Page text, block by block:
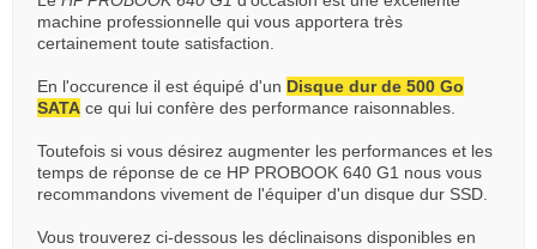
machine professionnelle qui vous apportera très
certainement toute satisfaction.
En l'occurence il est équipé d'un Disque dur de 500 Go
SATA ce qui lui confère des performance raisonnables.
Toutefois si vous désirez augmenter les performances et les
temps de réponse de ce HP PROBOOK 640 G1 nous vous
recommandons vivement de l'équiper d'un disque dur SSD.
Vous trouverez ci-dessous les déclinaisons disponibles en